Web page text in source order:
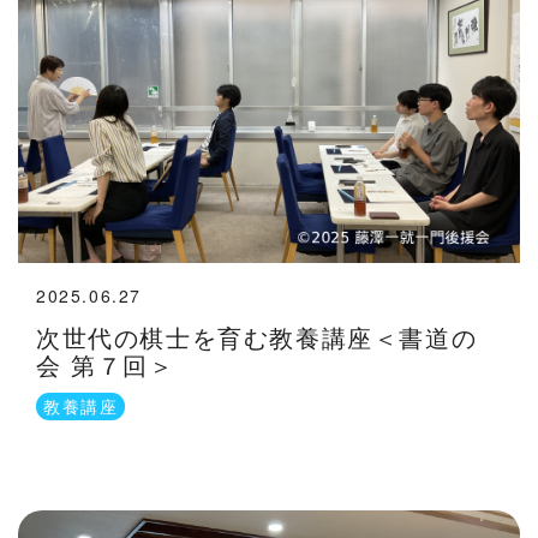
次世代の棋士を育む教養講座＜書道の
会 第７回＞
2025.06.27
教養講座